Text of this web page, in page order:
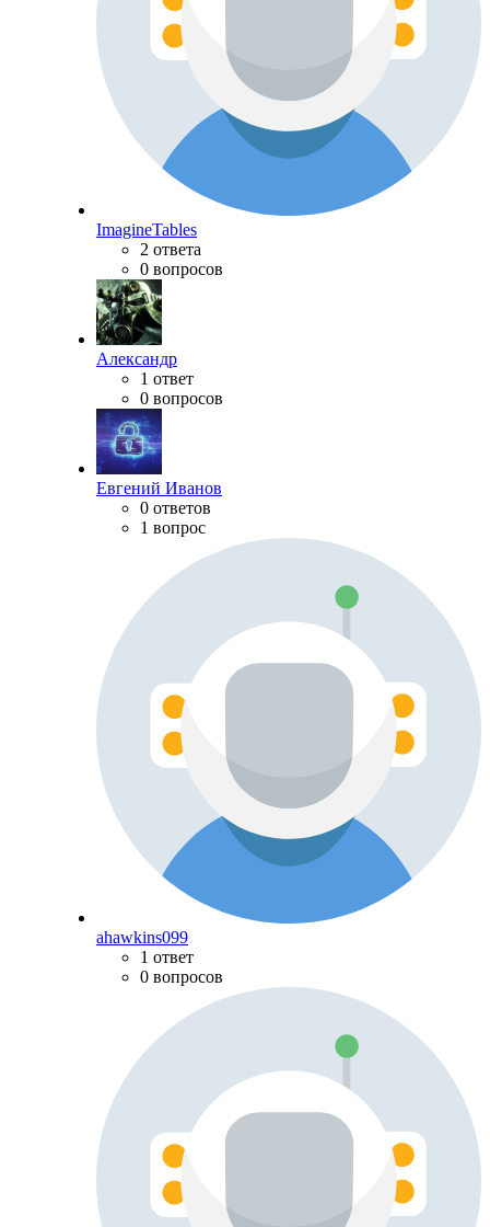
ImagineTables
2 ответа
0 вопросов
Александр
1 ответ
0 вопросов
Евгений Иванов
0 ответов
1 вопрос
ahawkins099
1 ответ
0 вопросов